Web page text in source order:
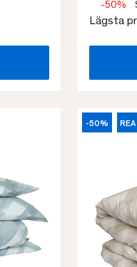
-50%
Lägsta
-50% REA